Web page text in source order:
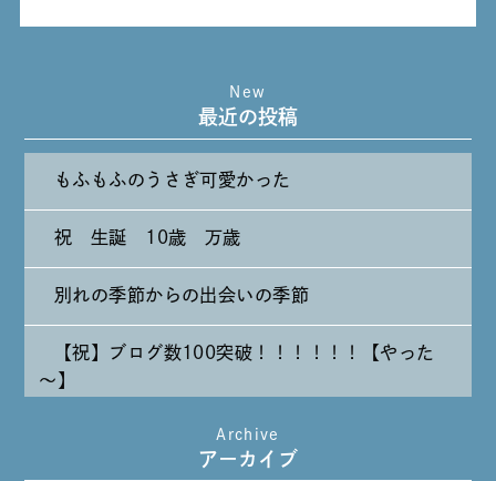
New
最近の投稿
もふもふのうさぎ可愛かった
祝 生誕 10歳 万歳
別れの季節からの出会いの季節
【祝】ブログ数100突破！！！！！！【やった
～】
たまには純喫茶なんて～～～
Archive
アーカイブ